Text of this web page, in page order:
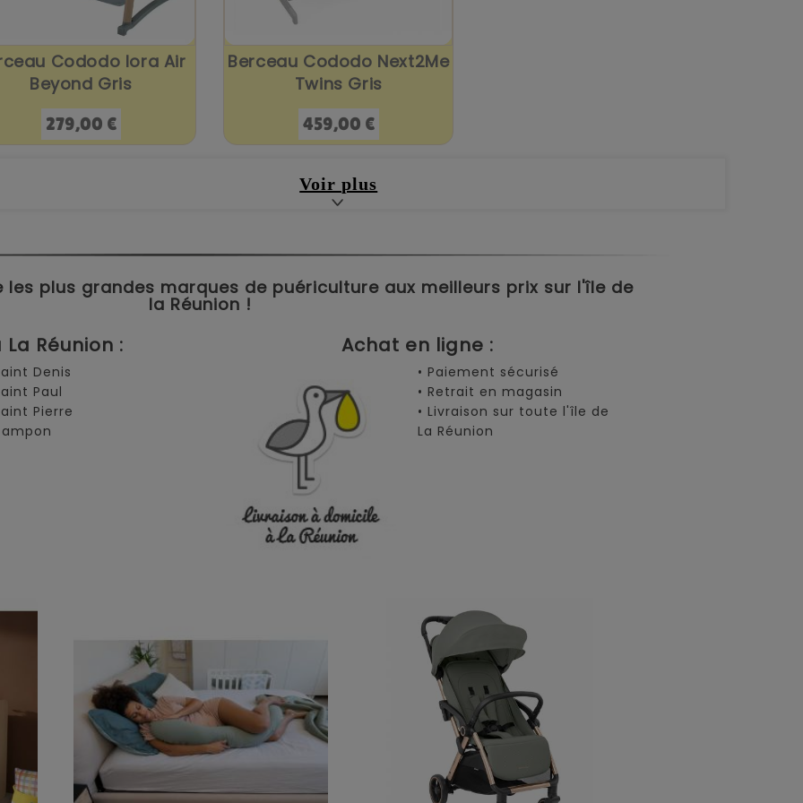
Cododo Iora Air
Beyond Gris
Prix
279,00 €
Berceau Cododo Next2Me
Twins Gris
Prix
459,00 €
Voir plus
les plus grandes marques de puériculture aux meilleurs prix sur l'île de
la Réunion !
Réunion : Achat en ligne :
Denis
Paul
Pierre
• Paiement sécurisé
• Retrait en magasin
• Livraison sur toute l'île de
La Réunion